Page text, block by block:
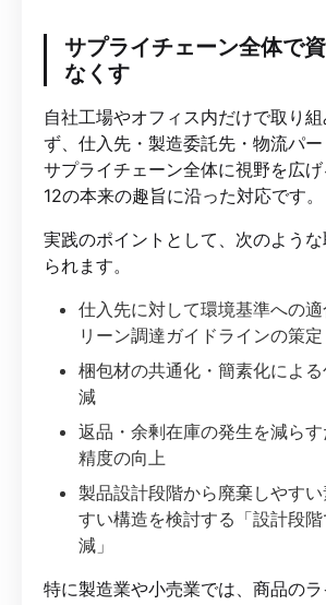
サプライチェーン全体で
なくす
自社工場やオフィス内だけで取り
ず、仕入先・製造委託先・物流パ
サプライチェーン全体に視野を広
12の本来の趣旨に沿った対応です。
実践のポイントとして、次のよう
られます。
仕入先に対して環境基準への
リーン調達ガイドラインの策定
梱包材の共通化・簡素化によ
減
返品・余剰在庫の発生を減ら
精度の向上
製品設計段階から廃棄しやす
すい構造を検討する「設計段
減」
特に製造業や小売業では、商品の